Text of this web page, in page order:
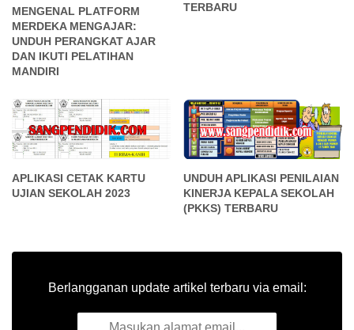
MENGENAL PLATFORM
MERDEKA MENGAJAR:
UNDUH PERANGKAT AJAR
DAN IKUTI PELATIHAN
MANDIRI
TERBARU
APLIKASI CETAK KARTU
UJIAN SEKOLAH 2023
UNDUH APLIKASI PENILAIAN
KINERJA KEPALA SEKOLAH
(PKKS) TERBARU
Berlangganan update artikel terbaru via email: